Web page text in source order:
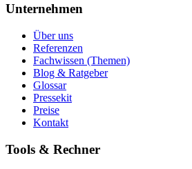
Unternehmen
Über uns
Referenzen
Fachwissen (Themen)
Blog & Ratgeber
Glossar
Pressekit
Preise
Kontakt
Tools & Rechner